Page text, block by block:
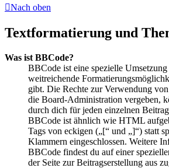
Nach oben
Textformatierung und
Was ist BBCode?
BBCode ist eine spezielle
weitreichende
gibt. Die Rechte zur Verwendung
die Board-Administration vergeben,
durch dich für jeden einzelnen
BBCode ist ähnlich wie HTML
Tags von eckigen („[“ und „]“) statt
Klammern eingeschlossen. Weitere
BBCode findest du auf einer
der Seite zur Beitragserstellung aus